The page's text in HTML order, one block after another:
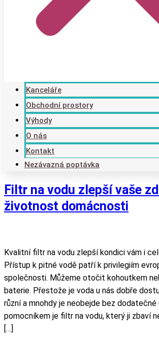
Kanceláře
Obchodní prostory
Výhody
O nás
Kontakt
Nezávazná poptávka
Filtr na vodu zlepší vaše
životnost domácnosti
Kvalitní filtr na vodu zlepší kondici vám i
Přístup k pitné vodě patří k privilegiím
společnosti. Můžeme otočit kohoutkem
baterie. Přestože je voda u nás dobře
různí a mnohdy je neobejde bez dodatečné
pomocníkem je filtr na vodu, který ji zbaví
[…]